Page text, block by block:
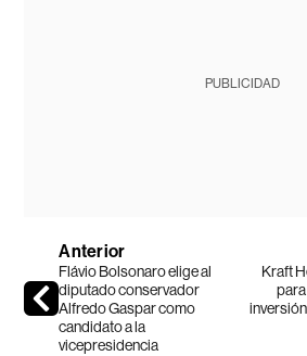
PUBLICIDAD
Anterior
Flávio Bolsonaro elige al
diputado conservador
Alfredo Gaspar como
candidato a la
vicepresidencia
Kraft